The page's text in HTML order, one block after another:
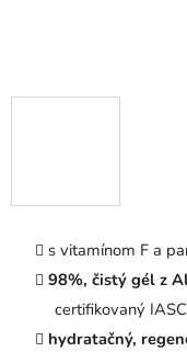
s vitamínom F a
98%, čistý gél z
certifikovaný IASC
hydratačný,